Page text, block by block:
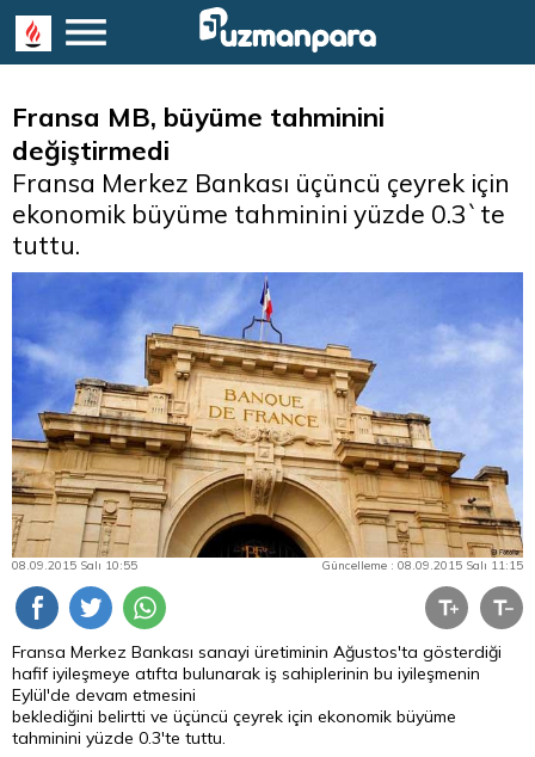
Fransa MB, büyüme tahminini
değiştirmedi
Fransa Merkez Bankası üçüncü çeyrek için
ekonomik büyüme tahminini yüzde 0.3`te
tuttu.
08.09.2015 Salı 10:55 Güncelleme : 08.09.2015 Salı 11:15
Fransa Merkez Bankası sanayi üretiminin Ağustos'ta gösterdiği
hafif iyileşmeye atıfta bulunarak iş sahiplerinin bu iyileşmenin
Eylül'de devam etmesini
beklediğini belirtti ve üçüncü çeyrek için ekonomik büyüme
tahminini yüzde 0.3'te tuttu.